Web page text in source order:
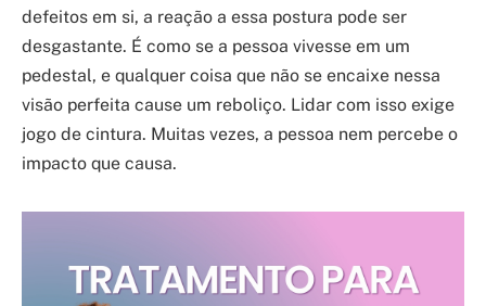
defeitos em si, a reação a essa postura pode ser
desgastante. É como se a pessoa vivesse em um
pedestal, e qualquer coisa que não se encaixe nessa
visão perfeita cause um reboliço. Lidar com isso exige
jogo de cintura. Muitas vezes, a pessoa nem percebe o
impacto que causa.